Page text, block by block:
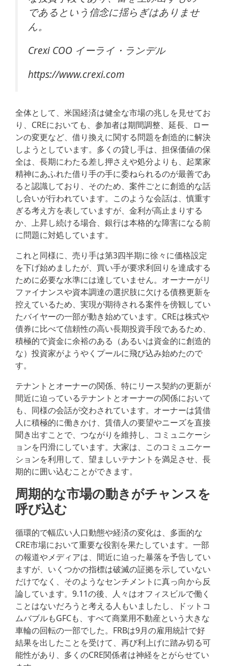
であるという信念に揺らぎはありませ
ん。
Crexi COO イーライ・ランデル
https://www.crexi.com
全体として、米国経済は健全な市場の兆しを見せてお
り、CREにおいても、参加者は期間調整、延長、ロー
ンの変更など、借り換えに関する問題を創造的に解決
しようとしています。多くの貸し手は、担保価値の保
全は、長期にわたる差し押さえや処分よりも、起業家
精神にあふれた借り手の手に委ねられるのが最善であ
ると認識しており、そのため、案件ごとに創造的な話
し合いが行われています。このような会話は、慎重す
ぎる考え方を表していますが、金利が高止まりする
か、上昇し続ける場合、銀行は本格的な障害になる前
に問題に対処しています。
これと同様に、売り手は第3四半期に徐々に価格設定
を下げ始めましたが、買い手が要求利回りを達成する
ために必要な水準には達していません。オーナーがリ
ファイナンスや資本調達の選択肢に欠ける債務更新を
控えているため、実現が期待される案件を傍観してい
たバイヤーの一部が動き始めています。CREは株式や
債券に比べて信頼性の高い長期投資手段であるため、
積極的で資金に余裕のある（あるいは資金的に創造的
な）投資家がようやくプールに飛び込み始めたので
す。
テナントとオーナーの関係、特にリース契約の更新が
間近に迫っているテナントとオーナーの関係において
も、同様の会話が交わされています。オーナーは賃借
人に積極的に働きかけ、賃借人の要望やニーズを直接
聞き出すことで、つながりを維持し、コミュニケーシ
ョンを円滑にしています。大家は、このコミュニケー
ションを利用して、望ましいテナントを満足させ、長
期的に囲い込むことができます。
周期的な市場の動きがチャンスを
呼び込む
循環的で幅広い人口動態や経済の変化は、多面的な
CRE市場において重要な役割を果たしています。一部
の報道やメディアは、間近に迫った暴落を予告してい
ますが、いくつかの指標は破滅の証拠を示していない
だけでなく、そのようなセンチメントに真っ向から反
論しています。9.11の後、人々はオフィスビルで働く
ことはないだろうと考える人もいましたし、ドットコ
ムバブルもGFCも、すべて商業用不動産という大きな
車輪の回転の一部でした。FRBは9月の雇用統計で好
結果を出したことを受けて、再び利上げに踏み切る可
能性があり、多くのCRE関係者は神経をとがらせてい